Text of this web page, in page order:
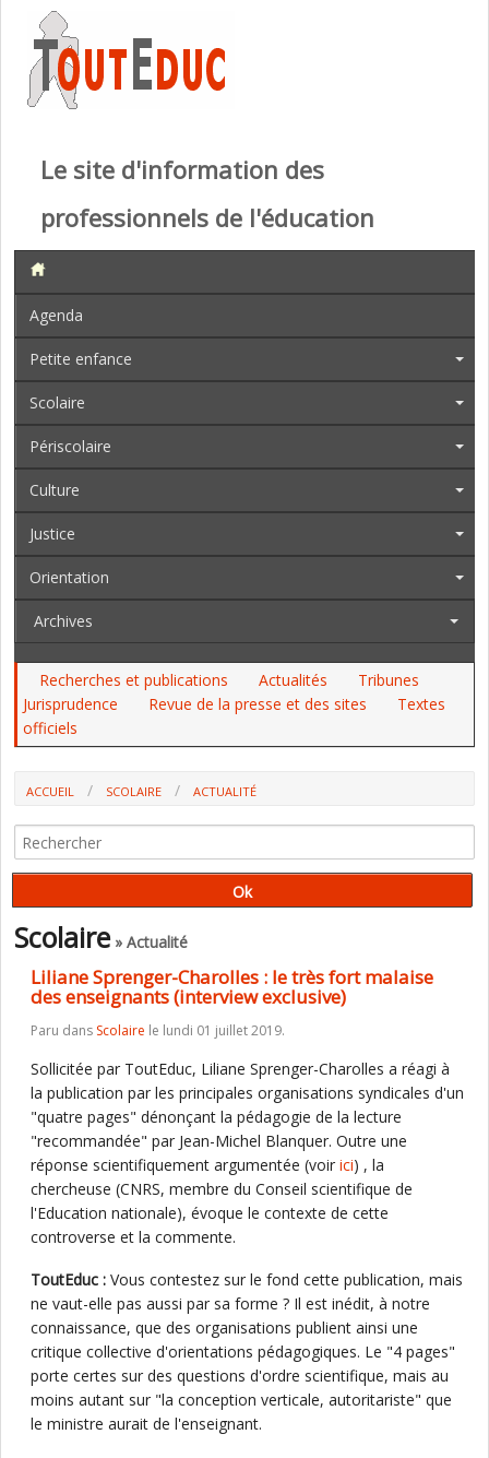
Le site d'information des
professionnels de l'éducation
Agenda
Petite enfance
Scolaire
Périscolaire
Culture
Justice
Orientation
Archives
Recherches et publications Actualités
Tribunes
Jurisprudence
Revue de la presse et des sites
Textes
officiels
ACCUEIL SCOLAIRE
ACTUALITÉ
ENSEIGNANTS (INTERVIEW EXCLUSIVE)
Scolaire» Actualité
Liliane Sprenger-Charolles : le très fort malaise
des enseignants (interview exclusive)
Paru dans Scolaire le lundi 01 juillet 2019.
Sollicitée par ToutEduc, Liliane Sprenger-Charolles a réagi à
la publication par les principales organisations syndicales d'un
"quatre pages" dénonçant la pédagogie de la lecture
"recommandée" par Jean-Michel Blanquer. Outre une
réponse scientifiquement argumentée (voir ici) , la
chercheuse (CNRS, membre du Conseil scientifique de
l'Education nationale), évoque le contexte de cette
controverse et la commente.
ToutEduc : Vous contestez sur le fond cette publication, mais
ne vaut-elle pas aussi par sa forme ? Il est inédit, à notre
connaissance, que des organisations publient ainsi une
critique collective d'orientations pédagogiques. Le "4 pages"
porte certes sur des questions d'ordre scientifique, mais au
moins autant sur "la conception verticale, autoritariste" que
le ministre aurait de l'enseignant.